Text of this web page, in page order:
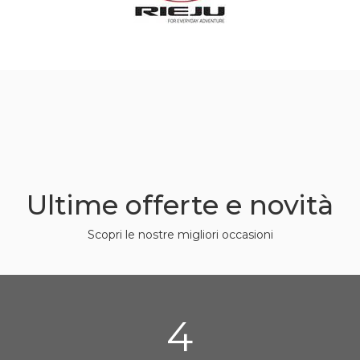
Ultime offerte e novità
Scopri le nostre migliori occasioni
4